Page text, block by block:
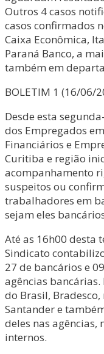
Outros 4 casos
casos confirmados
Caixa Econômica,
Paraná Banco, a
também em
BOLETIM 1 (16/06/
Desde esta
dos Empregados
Financiários e
Curitiba e região
acompanhamento
suspeitos ou
trabalhadores em
sejam eles
Até as 16h00 desta
Sindicato
27 de bancários e
agências bancárias.
do Brasil, Bradesco,
Santander e
deles nas
internos.